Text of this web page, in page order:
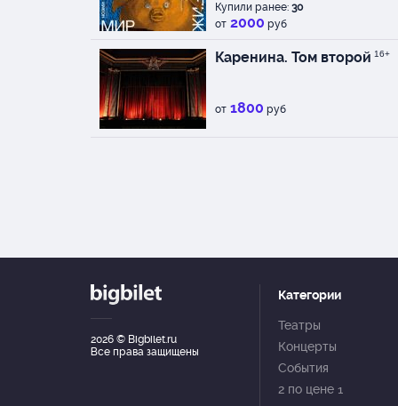
Купили ранее: 30
от 2000 руб
Каренина. Том второй 16+
от 1800 руб
2026 © Bigbilet.ru
Все права защищены
Категории
Театры
Концерты
События
2 по цене 1